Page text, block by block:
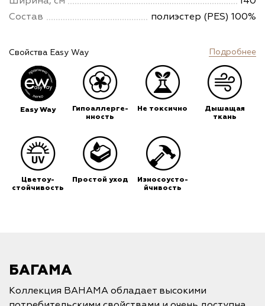
Состав
полиэстер (PES) 100%
Свойства Easy Way Подробнее
Easy Way
Гипоаллерге-
нность
Не токсично
Дышащая
ткань
Цветоу-
стойчивость
Простой уход
Износоусто-
йчивость
БАГАМА
Коллекция BAHAMA обладает высокими